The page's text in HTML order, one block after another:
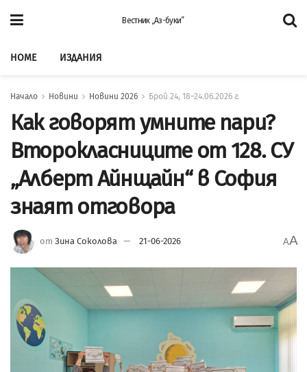
Вестник „Аз-буки”
HOME ИЗДАНИЯ
Начало Новини Новини 2026 Брой 24, 18–24.06.2026 г.
Как говорят умните пари?
Второкласниците от 128. СУ
„Алберт Айнщайн“ в София
знаят отговора
от Зина Соколова 21-06-2026 AA